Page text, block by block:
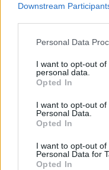
Downstream
Please note that this
not limited to your visit
grant or deny consent
use your data for
consent section.
Personal Data
I want to opt-out
personal data.
Opted In
I want to opt-out
Personal Data.
Opted In
I want to opt-out
Personal Data for
Opted In
parcela ofensiva. Es
minutos en el conjunto
jugadores como
entre otros.
Probablemente tenga
temporada, por lo que
por su valor de
habría que esperar que
La mejor temporada de